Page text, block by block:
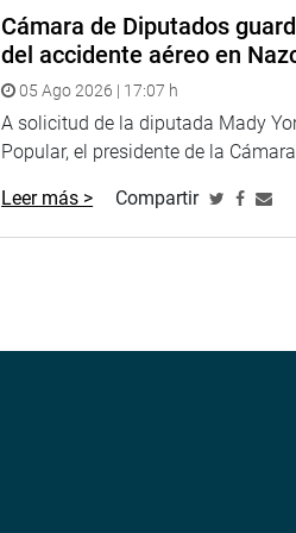
Cámara de Diputados
del accidente aéreo en
05 Ago 2026 | 17:07 h
A solicitud de la diputada Mady
Popular, el presidente de la
Leer más > Compartir